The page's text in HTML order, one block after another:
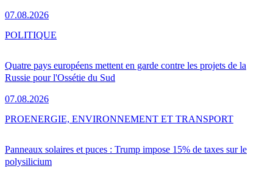
07.08.2026
Quatre pays européens mettent en garde contre les projets de la
Russie pour l'Ossétie du Sud
07.08.2026
POLITIQUE
Panneaux solaires et puces : Trump impose 15% de taxes sur le
polysilicium
PROENERGIE, ENVIRONNEMENT ET TRANSPORT